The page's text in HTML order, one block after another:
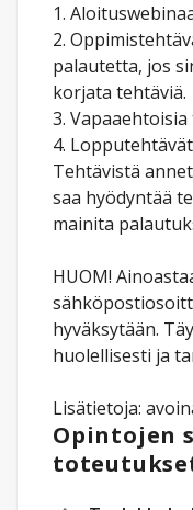
1.
2.
palautetta, jos
korjata tehtäviä.
3.
4.
Tehtävistä
saa hyödyntää
mainita
HUOM!
hyväksytään.
huolellisesti ja
Lisätietoja:
Opintojen